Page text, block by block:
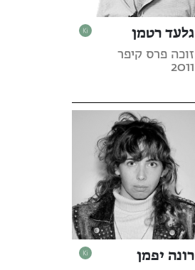
גלעד רטמן
זוכה פרס קיפר
2011
רונה יפמן